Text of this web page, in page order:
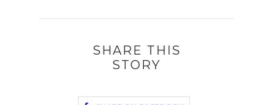
SHARE THIS
STORY